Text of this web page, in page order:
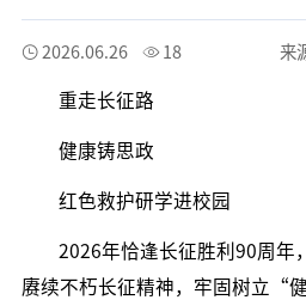
2026.06.26 18 来
重走长征路
健康铸思政
红色救护研学进校园
2026年恰逢长征胜利90周年
赓续不朽长征精神，牢固树立“